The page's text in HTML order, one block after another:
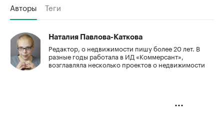
Авторы Теги
Наталия Павлова-Каткова
Редактор, о недвижимости пишу более 20 лет. В
разные годы работала в ИД «Коммерсант»,
возглавляла несколько проектов о недвижимости